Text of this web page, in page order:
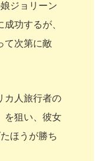
ジョリーン
成功するが、
て次第に敵
カ人旅行者の
を狙い、彼女
ほうが勝ち